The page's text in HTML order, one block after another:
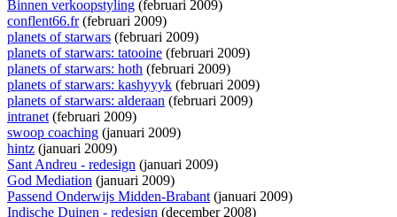
Binnen verkoopstyling (februari 2009)
conflent66.fr(februari 2009)
planets of starwars (februari 2009)
planets of starwars: tatooine (februari 2009)
planets of starwars: hoth (februari 2009)
planets of starwars: kashyyyk (februari 2009)
planets of starwars: alderaan (februari 2009)
intranet(februari 2009)
swoop coaching (januari 2009)
hintz (januari 2009)
Sant Andreu - redesign (januari 2009)
God Mediation (januari 2009)
Passend Onderwijs Midden-Brabant(januari 2009)
Indische Duinen - redesign (december 2008)